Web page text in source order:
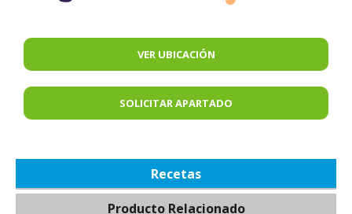
VER UBICACIÓN
SOLICITAR APARTADO
Recetas
Producto Relacionado